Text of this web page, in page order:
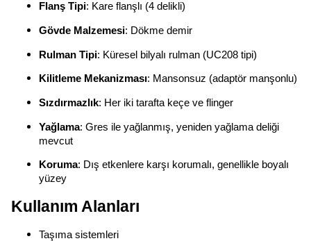
Flanş Tipi: Kare flanşlı (4 delikli)
Gövde Malzemesi: Dökme demir
Rulman Tipi: Küresel bilyalı rulman (UC208 tipi)
Kilitleme Mekanizması: Mansonsuz (adaptör manşonlu)
Sızdırmazlık: Her iki tarafta keçe ve flinger
Yağlama: Gres ile yağlanmış, yeniden yağlama deliği
mevcut
Koruma: Dış etkenlere karşı korumalı, genellikle boyalı
yüzey
Kullanım Alanları
Taşıma sistemleri